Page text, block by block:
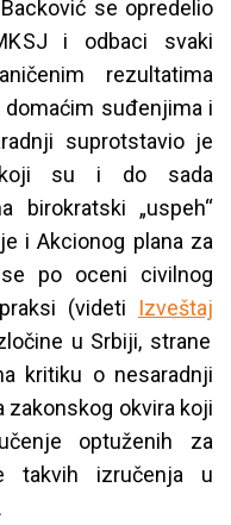
se opredelio
i odbaci svaki
rezultatima
suđenjima i
suprotstavio je
koji su i do sada
birokratski „uspeh“
i Akcionog plana za
po oceni civilnog
(videti Izveštaj
u Srbiji, strane
kritiku o nesaradnji
zakonskog okvira koji
optuženih za
takvih izručenja u
.